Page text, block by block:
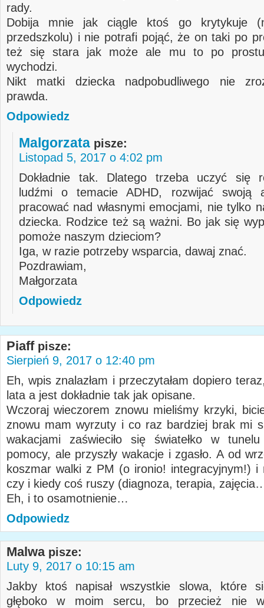
rady.
Dobija mnie jak ciągle ktoś go krytykuje
przedszkolu) i nie potrafi pojąć, że on taki po
też się stara jak może ale mu to po
wychodzi.
Nikt matki dziecka nadpobudliwego nie
prawda.
Odpowiedz
Malgorzata pisze:
Listopad 5, 2017 o 4:02 pm
Dokładnie tak. Dlatego trzeba uczyć się
ludźmi o temacie ADHD, rozwijać swoją
pracować nad własnymi emocjami, nie tylko
dziecka. Rodzice też są ważni. Bo jak się
pomoże naszym dzieciom?
Iga, w razie potrzeby wsparcia, dawaj znać.
Pozdrawiam,
Małgorzata
Odpowiedz
Piaff pisze:
Sierpień 9, 2017 o 12:40 pm
Eh, wpis znalazłam i przeczytałam dopiero
lata a jest dokładnie tak jak opisane.
Wczoraj wieczorem znowu mieliśmy krzyki,
znowu mam wyrzuty i co raz bardziej brak mi
wakacjami zaświeciło się światełko w tunelu
pomocy, ale przyszły wakacje i zgasło. A od
koszmar walki z PM (o ironio! integracyjnym!) i
czy i kiedy coś ruszy (diagnoza, terapia,
Eh, i to osamotnienie…
Odpowiedz
Malwa pisze:
Luty 9, 2017 o 10:15 am
Jakby ktoś napisał wszystkie slowa, które
głęboko w moim sercu, bo przecież nie